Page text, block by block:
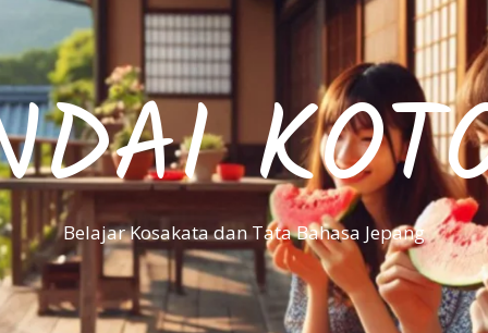
Belajar Kosakata dan Tata Bahasa Jepang